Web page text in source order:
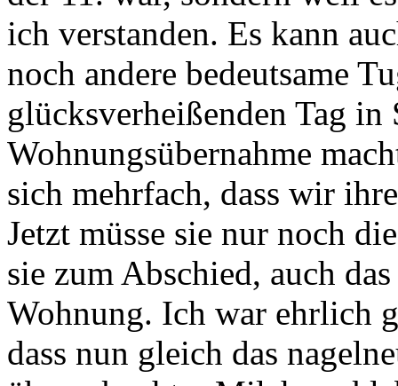
ich verstanden. Es kann
noch andere bedeutsame
glücksverheißenden Tag
Wohnungsübernahme
sich mehrfach, dass wir
Jetzt müsse sie nur noch
sie zum Abschied, auch
Wohnung. Ich war ehrlich
dass nun gleich das